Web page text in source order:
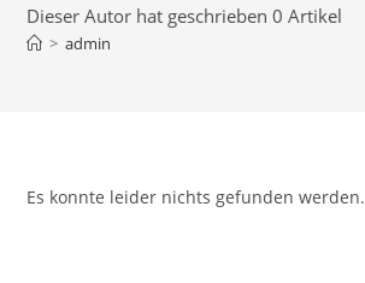
Dieser Autor hat geschrieben 0 Artikel
> admin
Es konnte leider nichts gefunden werden.